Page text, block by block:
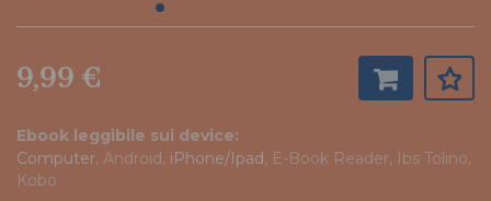
9,99 €
Ebook leggibile sui device:
Computer, Android, iPhone/Ipad, E-Book Reader, Ibs Tolino,
Kobo